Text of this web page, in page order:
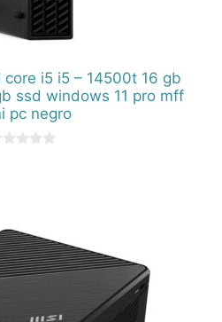
i5 i5 – 14500t 16 gb
ssd windows 11 pro mff
pc negro